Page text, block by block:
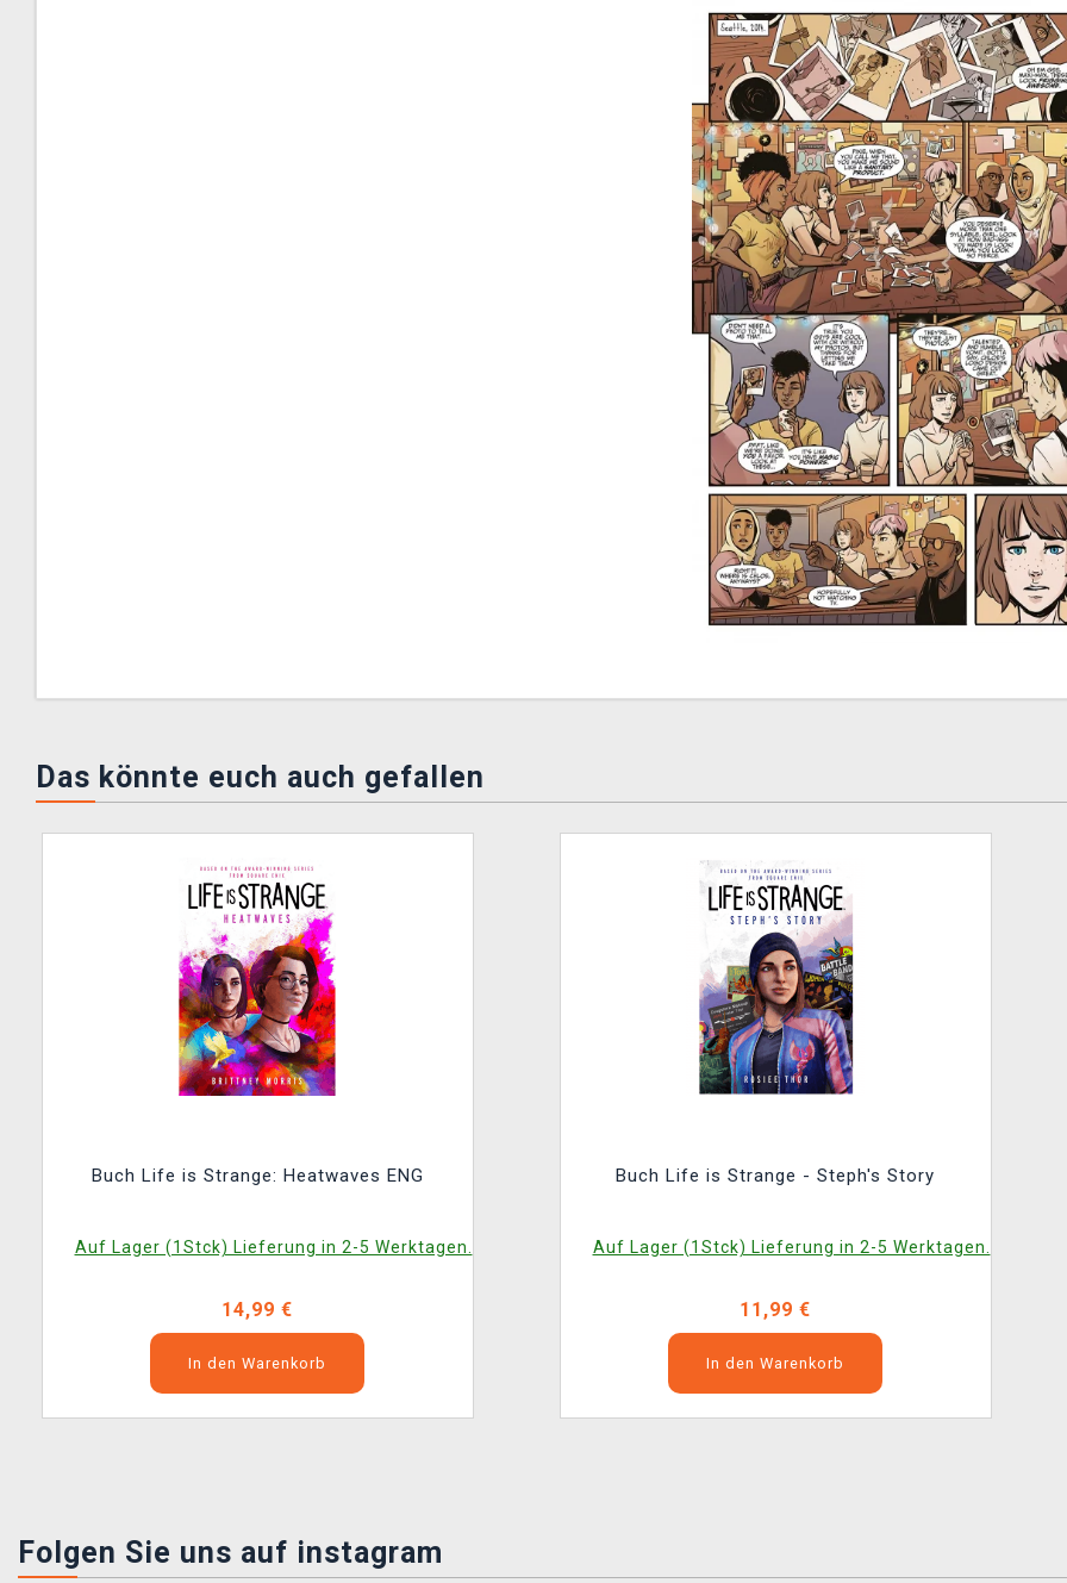
Das könnte euch auch gefallen
Buch Life is Strange: Heatwaves ENG
Auf Lager (1Stck) Lieferung in 2-5 Werktagen.
14,99 €
In den Warenkorb
Buch Life is Strange - Steph's Story
Auf Lager (1Stck) Lieferung in 2-5 Werktagen.
11,99 €
In den Warenkorb
Folgen Sie uns auf instagram